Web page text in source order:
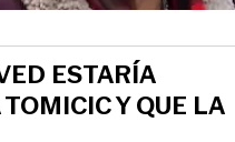
ESTARÍA
Y QUE LA